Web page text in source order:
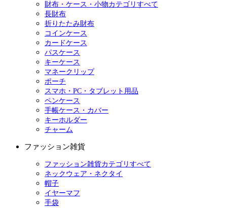
財布・ケース・小物カテゴリすべて
長財布
折りたたみ財布
コインケース
カードケース
パスケース
キーケース
マネークリップ
ポーチ
スマホ・PC・タブレット用品
ペンケース
手帳ケース・カバー
キーホルダー
チャーム
ファッション雑貨
ファッション雑貨カテゴリすべて
ネックウェア・ネクタイ
帽子
イヤーマフ
手袋